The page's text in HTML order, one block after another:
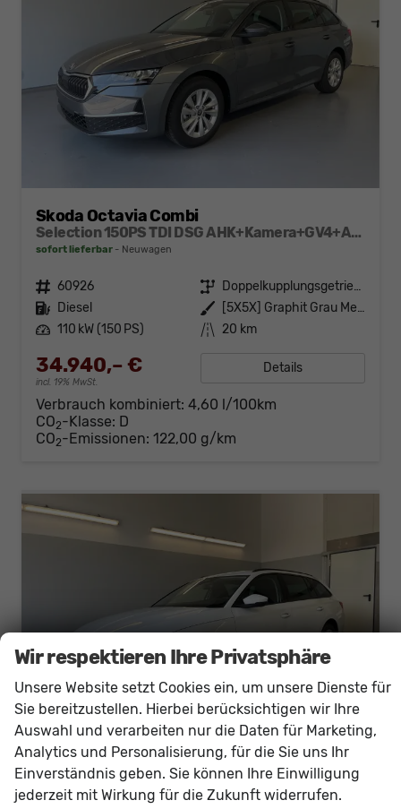
Skoda Octavia Combi
Selection 150PS TDI DSG AHK+Kamera+GV4+ACC+TravelAssist+Sunset+Alu+LightAssist
sofort lieferbar Neuwagen
Fahrzeugnr. 60926 Getriebe
Doppelkupplungsgetriebe (DSG)
Kraftstoff Diesel Außenfarbe
[5X5X] Graphit Grau Metallic
Leistung 110 kW (150 PS) Kilometerstand 20 km
34.940,– €
incl. 19% MwSt.
Details
Verbrauch kombiniert: 4,60 l/100km
CO2-Klasse: D
CO2-Emissionen: 122,00 g/km
Skoda Octavia Combi
Wir respektieren Ihre Privatsphäre
Unsere Website setzt Cookies ein, um unsere Dienste für
Sie bereitzustellen. Hierbei berücksichtigen wir Ihre
Auswahl und verarbeiten nur die Daten für Marketing,
Analytics und Personalisierung, für die Sie uns Ihr
Einverständnis geben. Sie können Ihre Einwilligung
jederzeit mit Wirkung für die Zukunft widerrufen.